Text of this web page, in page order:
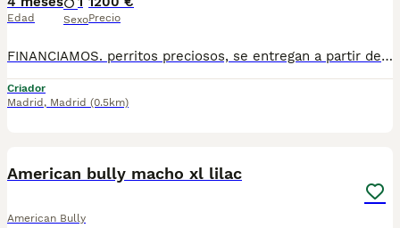
Edad SexoPrecio
FINANCIAMOS. perritos preciosos, se entregan a partir de 2 meses y medio de edad, con mínimo 2 vacunas y 2 desparasitaciones. Se entregan con garantía vírica y genética. Con el microchip, su cartilla oficial, contrato de compra y factura. Compra responsablemente en un criador especializado, oficial y homologado con núcleo zoológico. Llámanos para más información. Los precios varían en función de la raza, edad, color y línea del cachorros
Criador
Madrid , Madrid (0.5km)
American bully macho xl lilac
American Bully